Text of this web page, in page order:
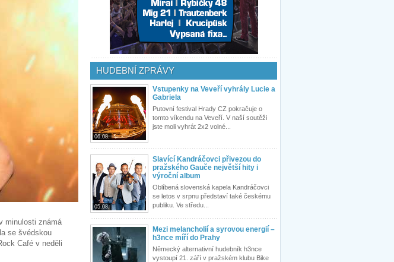
minulosti známá
se švédskou
Café v neděli
HUDEBNÍ ZPRÁVY
06.08.
Vstupenky na Veveří vyhrály Lucie a
Gabriela
Putovní festival Hrady CZ pokračuje o
tomto víkendu na Veveří. V naší soutěži
jste moli vyhrát 2x2 volné...
05.08.
Slavící Kandráčovci přivezou do
pražského Gauče největší hity i
výroční album
Oblíbená slovenská kapela Kandráčovci
se letos v srpnu představí také českému
publiku. Ve středu...
Mezi melancholií a syrovou energií –
h3nce míří do Prahy
Německý alternativní hudebník h3nce
vystoupí 21. září v pražském klubu Bike